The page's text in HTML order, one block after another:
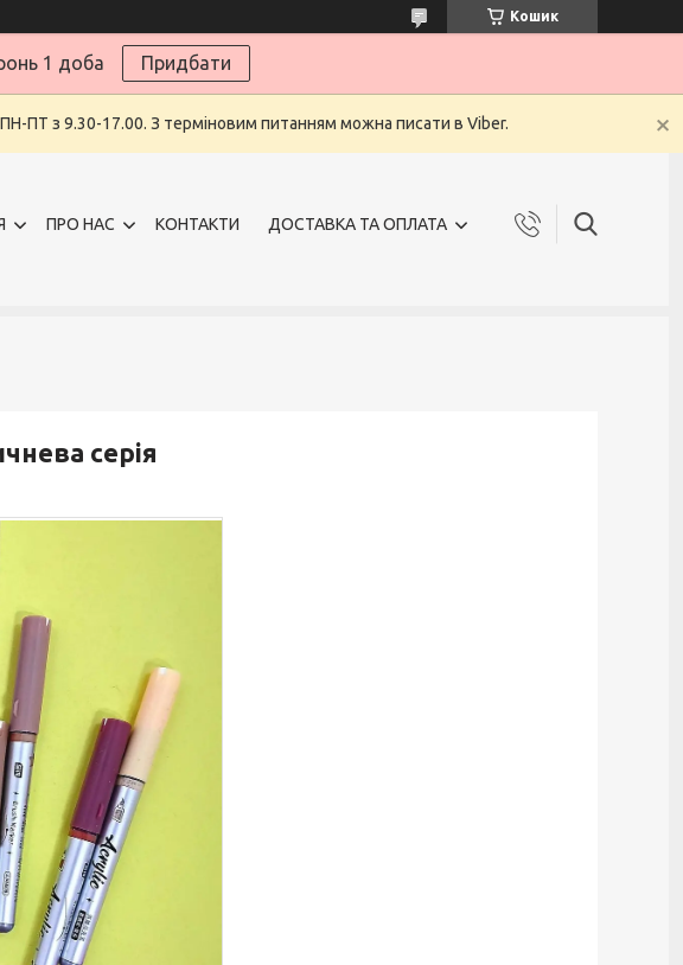
Кошик
1 доба Придбати
ПТ з 9.30-17.00. З терміновим питанням можна писати в Viber.
ПРО НАС КОНТАКТИ ДОСТАВКА ТА ОПЛАТА
серія